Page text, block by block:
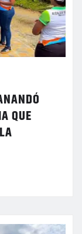
QUE